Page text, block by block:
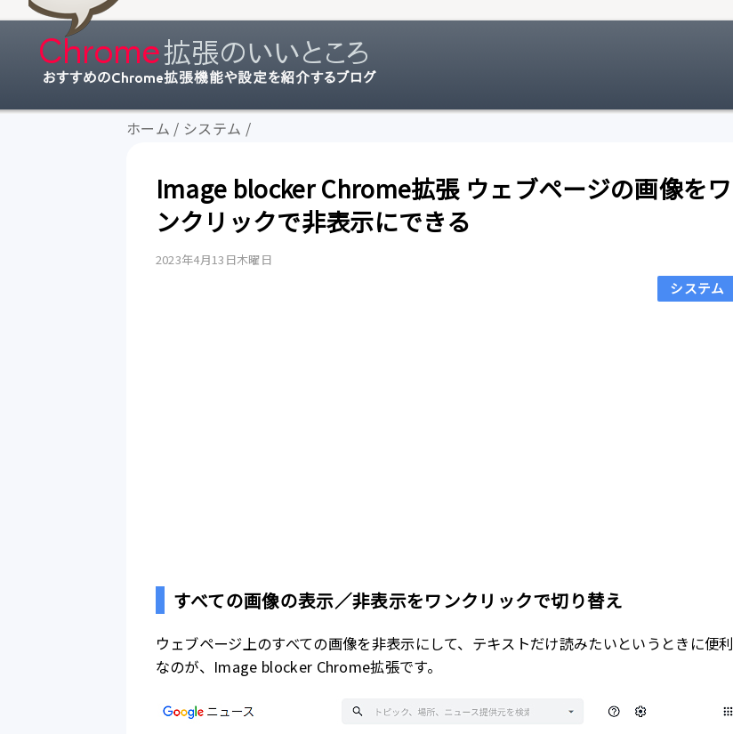
ホーム / システム /
Image blocker Chrome拡張 ウェブページの画像をワ
ンクリックで非表示にできる
2023年4月13日木曜日
システム
すべての画像の表示／非表示をワンクリックで切り替え
ウェブページ上のすべての画像を非表示にして、テキストだけ読みたいというときに便利
なのが、Image blocker Chrome拡張です。